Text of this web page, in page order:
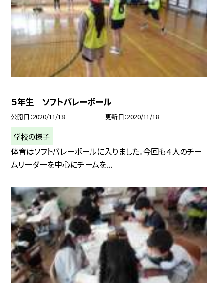
５年生 ソフトバレーボール
公開日 2020/11/18 更新日 2020/11/18
学校の様子
体育はソフトバレーボールに入りました。今回も４人のチー
ムリーダーを中心にチームを...